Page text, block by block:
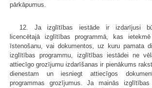
pārkāpumus.
12. Ja izglītības iestāde ir izdarījusi
licencētajā izglītības programmā, kas
īstenošanu, vai dokumentos, uz kuru pamata
izglītības programmu, izglītības iestādei ne
attiecīgo grozījumu izdarīšanas ir pienākums
dienestam un iesniegt attiecīgos
programmas grozījumus. Ja mainās